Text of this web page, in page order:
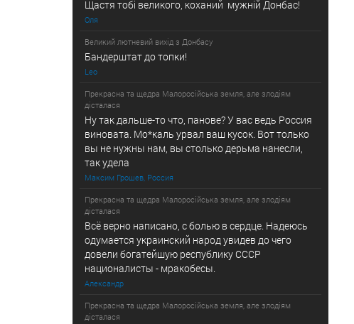
Щастя тобi великого, коханий мужнiй Донбас!
Оля
Великий лютневий вихiд з Донбасу
Бандерштат до топки!
Leo
Прекрасна та щедра Малоросійська земля, але злодіям
дісталася
Ну так дальше-то что, панове? У вас ведь Россия
виновата. Мо*каль урвал ваш кусок. Вот только
вы не нужны нам, вы столько дерьма нанесли,
так удела
Максим Грошев, Россия
Прекрасна та щедра Малоросійська земля, але злодіям
дісталася
Всё верно написано, с болью в сердце. Надеюсь
одумается украинский народ увидев до чего
довели богатейшую республику СССР
националисты - мракобесы.
Александр
Прекрасна та щедра Малоросійська земля, але злодіям
дісталася